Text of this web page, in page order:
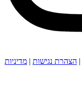
| הצהרת נגישות | מדיניות